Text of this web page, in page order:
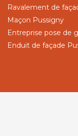
Ravalement de
Maçon Pussigny
Entreprise pose de
Enduit de façade